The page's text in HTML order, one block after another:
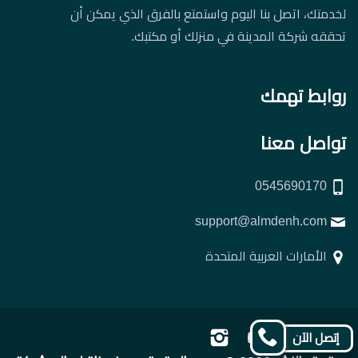
لخدمتك، اتصل بنا اليوم واستمتع بالفرق الذي يمكن أن
تحققه شركة المدينة في منزلك أو مكتبك.
روابط تهمك
تواصل معنا
الأمارات العربية المتحدة
تابعنا
تابعنا
تابعنا
إتصل الآن